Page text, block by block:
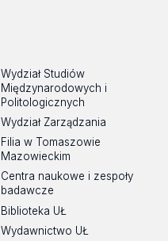
Wydział Studiów
Międzynarodowych i
Politologicznych
Wydział Zarządzania
Filia w Tomaszowie
Mazowieckim
Centra naukowe i zespoły
badawcze
Biblioteka UŁ
Wydawnictwo UŁ